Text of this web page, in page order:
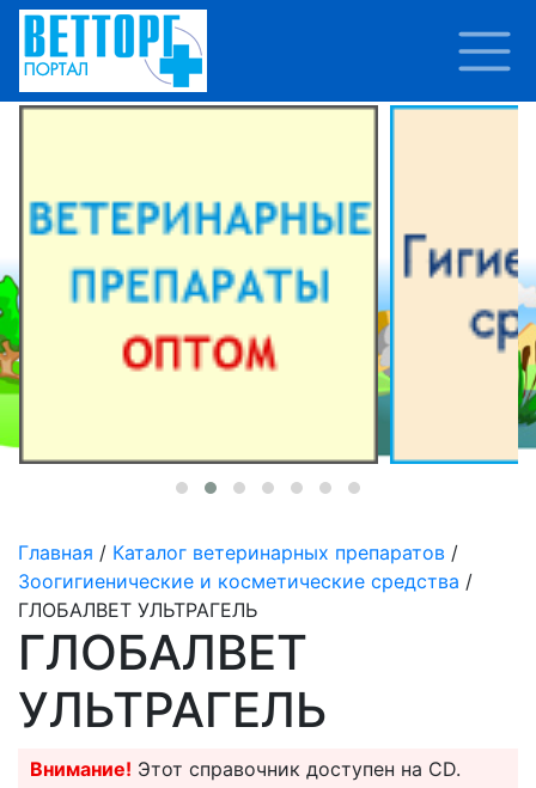
Главная / Каталог ветеринарных препаратов /
Зоогигиенические и косметические средства /
ГЛОБАЛВЕТ УЛЬТРАГЕЛЬ
ГЛОБАЛВЕТ
УЛЬТРАГЕЛЬ
Внимание! Этот справочник доступен на CD.